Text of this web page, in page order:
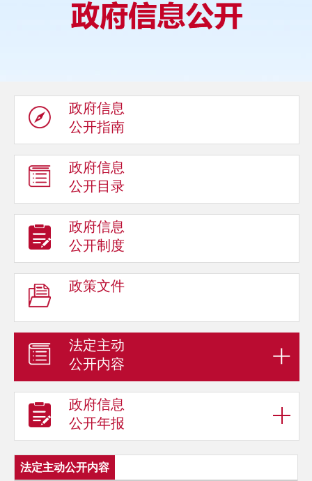
政府信息
公开指南
政府信息
公开目录
政府信息
公开制度
政策文件
法定主动
公开内容
政府信息
公开年报
法定主动公开内容